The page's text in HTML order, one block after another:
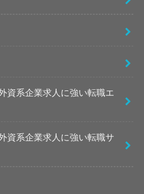
資系企業求人に強い転職エ
資系企業求人に強い転職サ